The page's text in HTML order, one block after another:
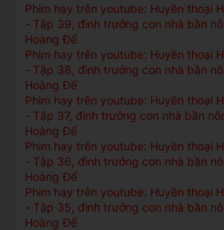
Phim hay trên youtube: Huyền thoại
- Tập 39, đình trưởng con nhà bần
Hoàng Đế
Phim hay trên youtube: Huyền thoại
- Tập 38, đình trưởng con nhà bần
Hoàng Đế
Phim hay trên youtube: Huyền thoại
- Tập 37, đình trưởng con nhà bần
Hoàng Đế
Phim hay trên youtube: Huyền thoại
- Tập 36, đình trưởng con nhà bần
Hoàng Đế
Phim hay trên youtube: Huyền thoại
- Tập 35, đình trưởng con nhà bần
Hoàng Đế